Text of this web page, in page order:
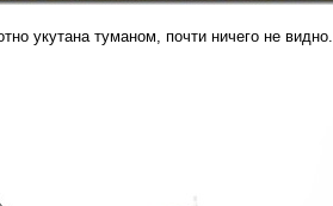
укутана туманом, почти ничего не видно.